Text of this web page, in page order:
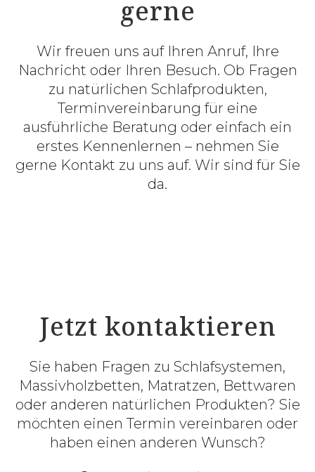
gerne
Wir freuen uns auf Ihren Anruf, Ihre
Nachricht oder Ihren Besuch. Ob Fragen
zu natürlichen Schlafprodukten,
Terminvereinbarung für eine
ausführliche Beratung oder einfach ein
erstes Kennenlernen – nehmen Sie
gerne Kontakt zu uns auf. Wir sind für Sie
da.
Jetzt kontaktieren
Sie haben Fragen zu Schlafsystemen,
Massivholzbetten, Matratzen, Bettwaren
oder anderen natürlichen Produkten? Sie
möchten einen Termin vereinbaren oder
haben einen anderen Wunsch?